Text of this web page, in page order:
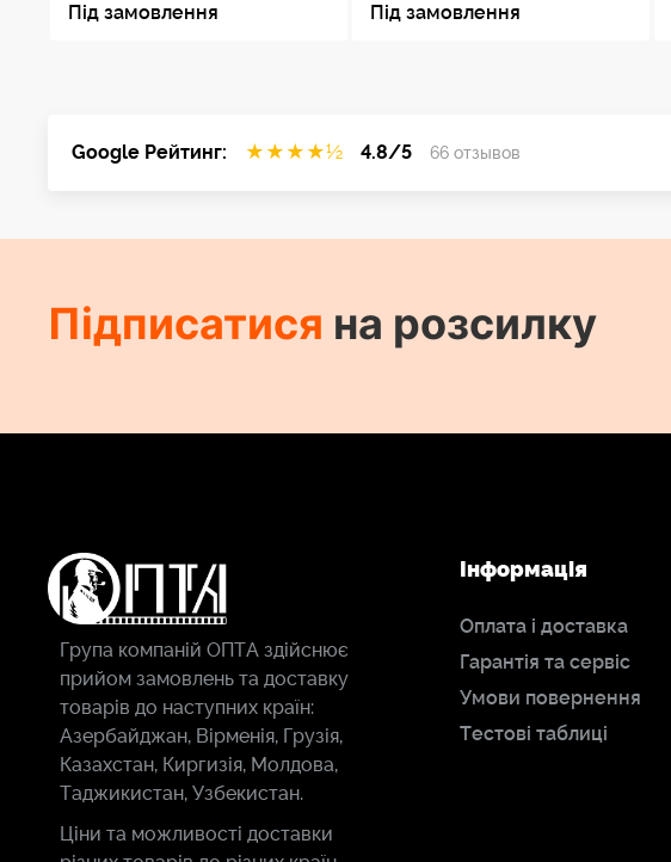
Під замовлення Під замовлення
Google Рейтинг: ★ ★ ★ ★½ 4.8/5 66 отзывов
Підписатися на розсилку
Група компаній ОПТА здійснює
прийом замовлень та доставку
товарів до наступних країн:
Азербайджан, Вірменія, Грузія,
Казахстан, Киргизія, Молдова,
Таджикистан, Узбекистан.
Ціни та можливості доставки
Інформація
Оплата і доставка
Гарантія та сервіс
Умови повернення
Тестові таблиці